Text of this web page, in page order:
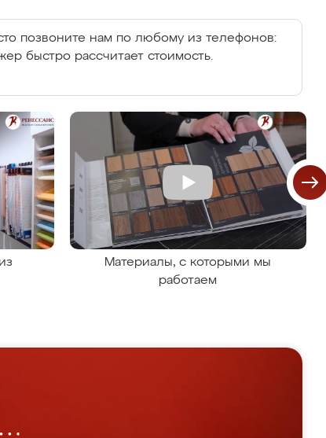
позвоните нам по любому из телефонов:
быстро рассчитает стоимость.
Материалы, с которыми мы
работаем